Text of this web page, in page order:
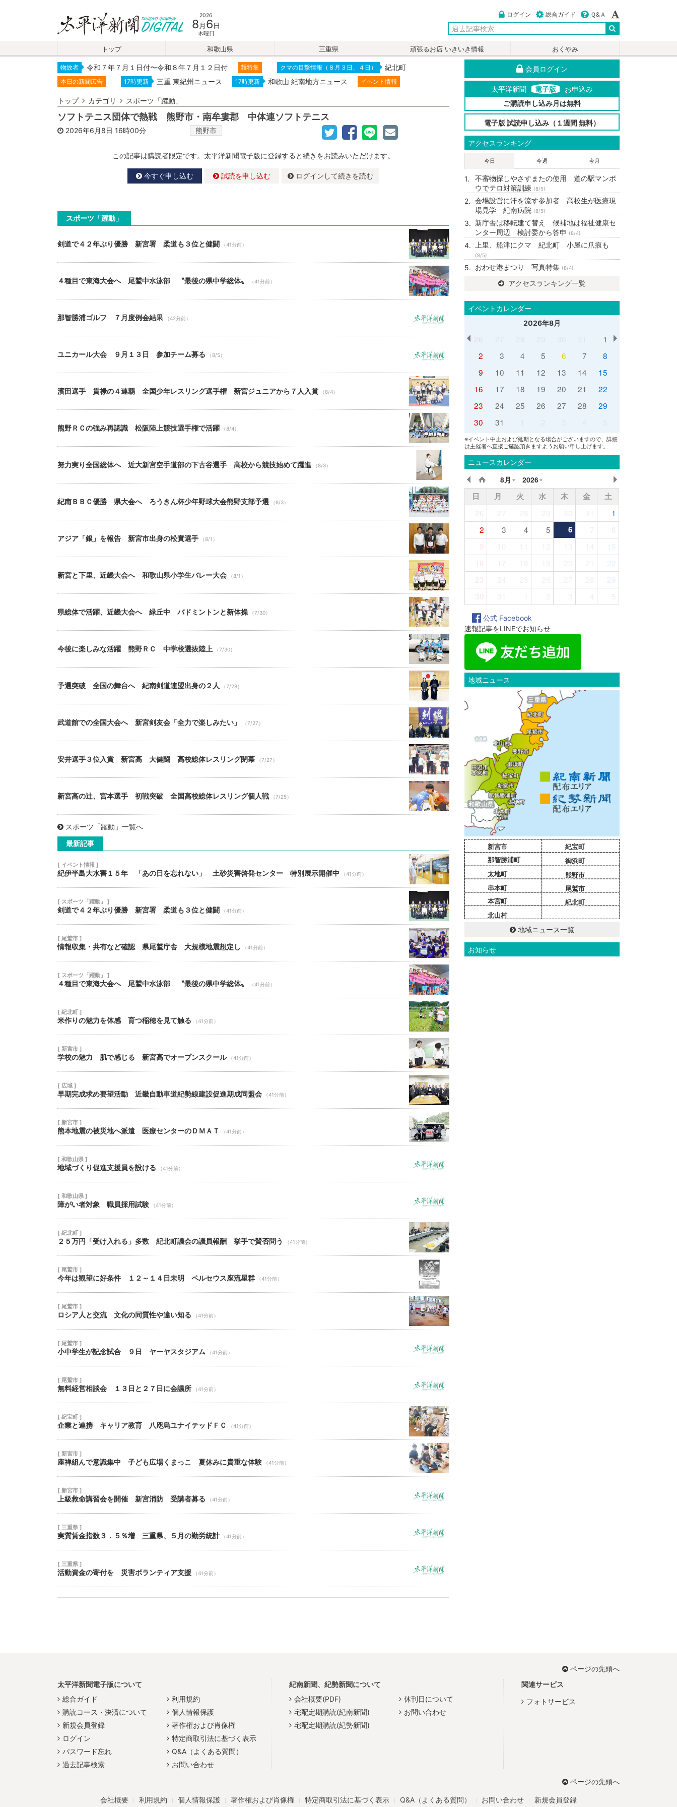
2026
8 月 6日
木曜日
ログイン 総合ガイド Ｑ&Ａ
トップ 和歌山県 三重県 頑張るお店 いきいき情報 おくやみ
物故者 令和７年７月１日付〜令和８年７月１２日付 麺特集 クマの目撃情報（８月３日、４日） 紀北町
本日の新聞広告 17時更新 三重 東紀州ニュース 17時更新 和歌山 紀南地方ニュース イベント情報
トップ カテゴリ スポーツ「躍動」
ソフトテニス団体で熱戦 熊野市・南牟婁郡 中体連ソフトテニス
2026年6月8日 16時00分 熊野市
この記事は購読者限定です。太平洋新聞電子版に登録すると続きをお読みいただけます。
今すぐ申し込む 試読を申し込む ログインして続きを読む
スポーツ「躍動」
剣道で４２年ぶり優勝 新宮署 柔道も３位と健闘 （41分前）
４種目で東海大会へ 尾鷲中水泳部 〝最後の県中学総体〟 （41分前）
那智勝浦ゴルフ ７月度例会結果 （42分前）
ユニカール大会 ９月１３日 参加チーム募る （8/5）
濱田選手 貫禄の４連覇 全国少年レスリング選手権 新宮ジュニアから７人入賞 （8/4）
熊野ＲＣの強み再認識 松阪陸上競技選手権で活躍 （8/4）
努力実り全国総体へ 近大新宮空手道部の下古谷選手 高校から競技始めて躍進 （8/3）
紀南ＢＢＣ優勝 県大会へ ろうきん杯少年野球大会熊野支部予選 （8/3）
アジア「銀」を報告 新宮市出身の松實選手 （8/1）
新宮と下里、近畿大会へ 和歌山県小学生バレー大会 （8/1）
県総体で活躍、近畿大会へ 緑丘中 バドミントンと新体操 （7/30）
今後に楽しみな活躍 熊野ＲＣ 中学校選抜陸上 （7/30）
予選突破 全国の舞台へ 紀南剣道連盟出身の２人 （7/28）
武道館での全国大会へ 新宮剣友会「全力で楽しみたい」 （7/27）
安井選手３位入賞 新宮高 大健闘 高校総体レスリング閉幕 （7/27）
新宮高の辻、宮本選手 初戦突破 全国高校総体レスリング個人戦 （7/25）
スポーツ「躍動」一覧へ
最新記事
[ イベント情報 ]
紀伊半島大水害１５年 「あの日を忘れない」 土砂災害啓発センター 特別展示開催中 （41分前）
[ スポーツ「躍動」 ]
剣道で４２年ぶり優勝 新宮署 柔道も３位と健闘 （41分前）
[ 尾鷲市 ]
情報収集・共有など確認 県尾鷲庁舎 大規模地震想定し （41分前）
[ スポーツ「躍動」 ]
４種目で東海大会へ 尾鷲中水泳部 〝最後の県中学総体〟 （41分前）
[ 紀北町 ]
米作りの魅力を体感 育つ稲穂を見て触る （41分前）
[ 新宮市 ]
学校の魅力 肌で感じる 新宮高でオープンスクール （41分前）
[ 広域 ]
早期完成求め要望活動 近畿自動車道紀勢線建設促進期成同盟会 （41分前）
[ 新宮市 ]
熊本地震の被災地へ派遣 医療センターのＤＭＡＴ （41分前）
[ 和歌山県 ]
地域づくり促進支援員を設ける （41分前）
[ 和歌山県 ]
障がい者対象 職員採用試験 （41分前）
[ 紀北町 ]
２５万円「受け入れる」多数 紀北町議会の議員報酬 挙手で賛否問う （41分前）
[ 尾鷲市 ]
今年は観望に好条件 １２～１４日未明 ペルセウス座流星群 （41分前）
[ 尾鷲市 ]
ロシア人と交流 文化の同質性や違い知る （41分前）
[ 尾鷲市 ]
小中学生が記念試合 ９日 ヤーヤスタジアム （41分前）
[ 尾鷲市 ]
無料経営相談会 １３日と２７日に会議所 （41分前）
[ 紀宝町 ]
企業と連携 キャリア教育 八咫烏ユナイテッドＦＣ （41分前）
[ 新宮市 ]
座禅組んで意識集中 子ども広場くまっこ 夏休みに貴重な体験 （41分前）
[ 新宮市 ]
上級救命講習会を開催 新宮消防 受講者募る （41分前）
[ 三重県 ]
実質賃金指数３．５％増 三重県、５月の勤労統計 （41分前）
[ 三重県 ]
活動資金の寄付を 災害ボランティア支援 （41分前）
会員ログイン
太平洋新聞 電子版
お申込み
ご購読申し込み月は無料
電子版 試読申し込み（１週間 無料）
アクセスランキング
今日 今週 今月
不審物探しやさすまたの使用 道の駅マンボ
ウでテロ対策訓練 (8/5)
会場設営に汗を流す参加者 高校生が医療現
場見学 紀南病院 (8/5)
新庁舎は移転建て替え 候補地は福祉健康セ
ンター周辺 検討委から答申
(8/4)
上里、船津にクマ 紀北町 小屋に爪痕も
(8/5)
おわせ港まつり 写真特集 (8/4)
アクセスランキング一覧
イベントカレンダー
2026年8月
26
1
2
3 4 5 6 7
8
9
10 11 12 13 14
15
16
17 18 19 20 21
22
23
24 25 26 27 28
29
30
31 5
※イベント中止および延期となる場合がございますので、詳細
は主催者へ直接ご確認頂きますようお願い申し上げます。
ニュースカレンダー
8月 2026
日 月 火 水 木 金
土
26
1
2
3 4 5 6
8
9
15
16
22
23
29
30
5
公式 Facebook
速報記事をLINEでお知らせ
地域ニュース
新宮市
那智勝浦町
太地町
串本町
本宮町
北山村
紀宝町
御浜町
熊野市
尾鷲市
紀北町
地域ニュース一覧
お知らせ
ページの先頭へ
太平洋新聞電子版について
総合ガイド
購読コース・決済について
新規会員登録
ログイン
パスワード忘れ
過去記事検索
利用規約
個人情報保護
著作権および肖像権
特定商取引法に基づく表示
Q&A（よくある質問）
お問い合わせ
紀南新聞、紀勢新聞について
会社概要(PDF)
宅配定期購読(紀南新聞)
宅配定期購読(紀勢新聞)
休刊日について
お問い合わせ
関連サービス
フォトサービス
ページの先頭へ
会社概要 利用規約 個人情報保護 著作権および肖像権 特定商取引法に基づく表示 Q&A（よくある質問） お問い合わせ 新規会員登録